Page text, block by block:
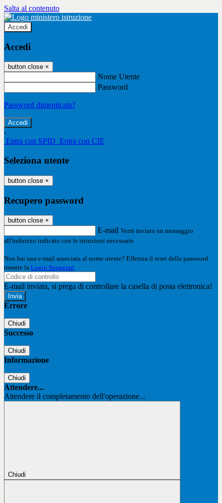
Salta al contenuto
Accedi
Accedi
button close ×
Nome Utente
Password
Password dimenticata?
-
Entra con SPID Entra con CIE
Seleziona utente
button close ×
Recupero password
button close ×
E-mail Verrà inviato un messaggio
all'indirizzo indicato con le istruzioni necessarie.
Non hai una e-mail associata al nome utente? Effettua il reset della password
tramite la Login Spaggiari
E-mail inviata, si prega di controllare la casella di posta elettronica!
Errore
Chiudi
Successo
Chiudi
Informazione
Chiudi
Attendere...
Attendere il completamento dell'operazione...
Chiudi